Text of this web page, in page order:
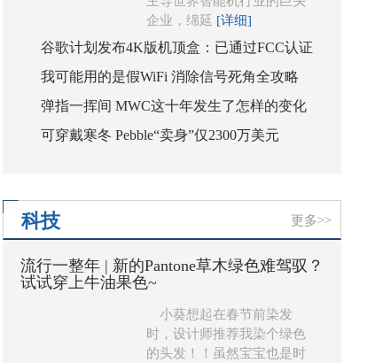
企业，绵延 [详细]
谷歌计划发布4K版机顶盒：已通过FCC认证
我可能用的是假WiFi 消除信号死角全攻略
弹指一挥间 MWC这十年发生了怎样的变化
可穿戴寒冬 Pebble“卖身”仅2300万美元
科技 更多>>
流行一整年 | 新的Pantone草木绿色难驾驭？
试试穿上牛油果色~
小葵想起在春节前染发
时，设计师推荐我染个绿色
的头发！！虽然宝宝也是时